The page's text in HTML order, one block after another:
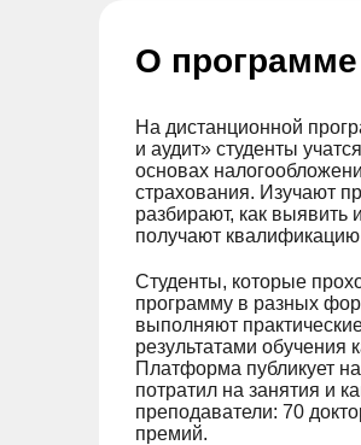
О программе
На дистанционной
и аудит» студенты
основах
страхования. Изучают
разбирают, как
получают
Студенты, которые
программу в разных
выполняют
результатами обучения
Платформа публикует
потратил на занятия и
преподаватели: 70
премий.